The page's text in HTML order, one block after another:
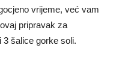
vrijeme, već vam
pripravak za
3 šalice gorke soli.